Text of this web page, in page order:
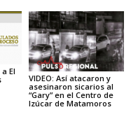
El
VIDEO: Así atacaron y
asesinaron sicarios al
“Gary” en el Centro de
Izúcar de Matamoros